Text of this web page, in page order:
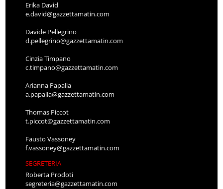
Erika David
e.david@gazzettamatin.com
Davide Pellegrino
d.pellegrino@gazzettamatin.com
Cinzia Timpano
c.timpano@gazzettamatin.com
Arianna Papalia
a.papalia@gazzettamatin.com
Thomas Piccot
t.piccot@gazzettamatin.com
Fausto Vassoney
f.vassoney@gazzettamatin.com
SEGRETERIA
Roberta Prodoti
segreteria@gazzettamatin.com